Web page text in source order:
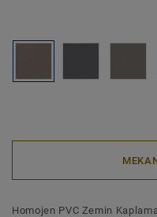
Homojen PVC Zemin